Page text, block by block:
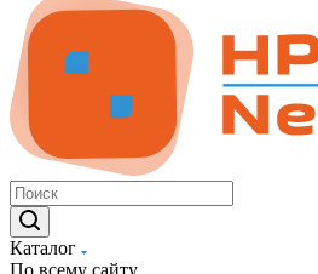
Каталог
По всему сайту